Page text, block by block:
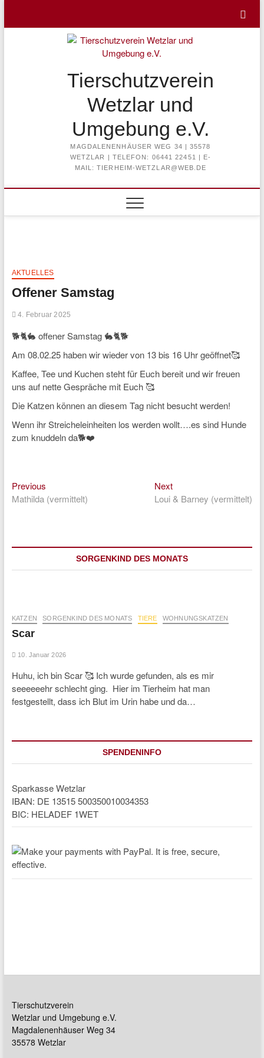
content
Tierschutzverein
Wetzlar und
Umgebung e.V.
MAGDALENENHÄUSER WEG 34 | 35578
WETZLAR | TELEFON: 06441 22451 | E-
MAIL: TIERHEIM-WETZLAR@WEB.DE
AKTUELLES
Offener Samstag
4. Februar 2025
🐕🐈🐇 offener Samstag 🐇🐈🐕
Am 08.02.25 haben wir wieder von 13 bis 16 Uhr geöffnet🥰
Kaffee, Tee und Kuchen steht für Euch bereit und wir freuen
uns auf nette Gespräche mit Euch 🥰
Die Katzen können an diesem Tag nicht besucht werden!
Wenn ihr Streicheleinheiten los werden wollt….es sind Hunde
zum knuddeln da🐕❤️
Beitragsnavigation
PreviousPrevious
post:
Mathilda (vermittelt)
NextNext
post:
Loui & Barney (vermittelt)
SORGENKIND DES MONATS
KATZEN SORGENKIND DES MONATS TIERE WOHNUNGSKATZEN
Scar
10. Januar 2026
Huhu, ich bin Scar 🥰 Ich wurde gefunden, als es mir
seeeeeehr schlecht ging. Hier im Tierheim hat man
festgestellt, dass ich Blut im Urin habe und da…
SPENDENINFO
Sparkasse Wetzlar
IBAN: DE 13515 500350010034353
BIC: HELADEF 1WET
Tierschutzverein
Wetzlar und Umgebung e.V.
Magdalenenhäuser Weg 34
35578 Wetzlar